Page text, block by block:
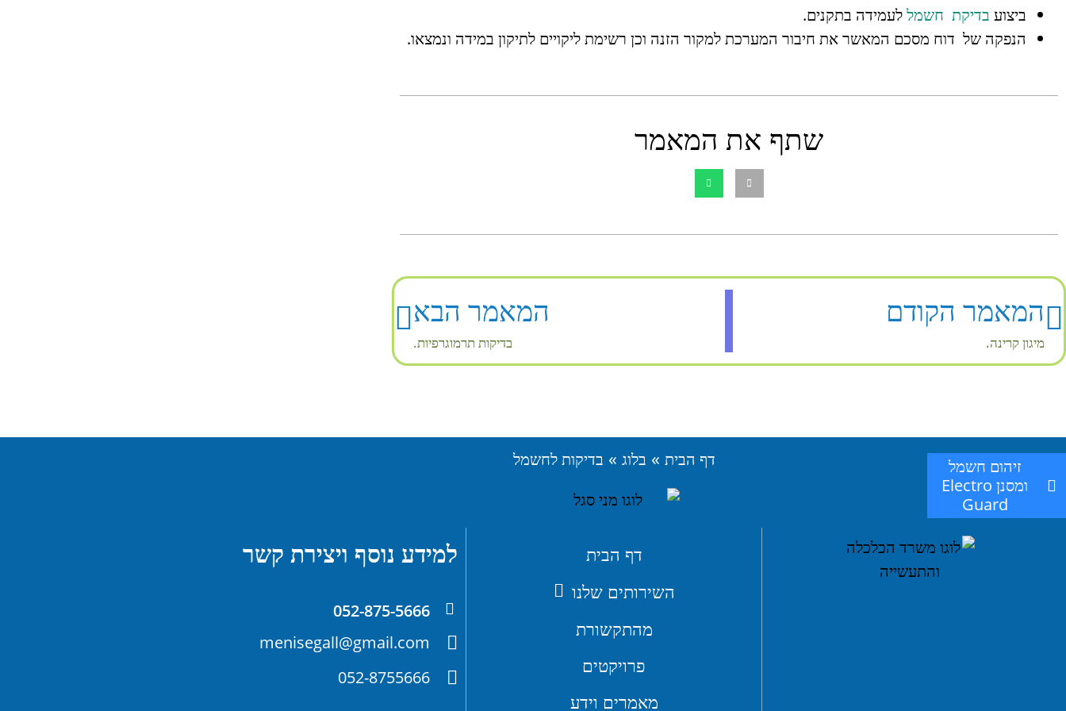
זיהום חשמל
ומסנן Electro
Guard
ביצוע בדיקת חשמללעמידה בתקנים.
הנפקה של דוח מסכם המאשר את חיבור המערכת למקור הזנה וכן רשימת ליקויים לתיקון במידה ונמצאו.
שתף את המאמר
המאמר הקודם
מיגון קרינה.
המאמר הבא
בדיקות תרמוגרפיות.
דף הבית » בלוג » בדיקות לחשמל
דף הבית
השירותים שלנו
מהתקשורת
פרויקטים
מאמרים וידע
למידע נוסף ויצירת קשר
052-875-5666
menisegall@gmail.com
052-8755666